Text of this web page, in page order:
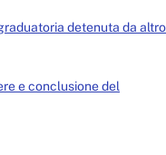
detenuta da altro
e conclusione del